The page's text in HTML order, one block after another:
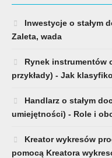
Inwestycje o stałym
Zaleta, wada
Rynek instrumentów
przykłady) - Jak
Handlarz o stałym
umiejętności) - Role i
Kreator wykresów
pomocą Kreatora